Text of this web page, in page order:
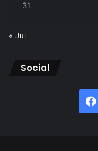
31
« Jul
Social